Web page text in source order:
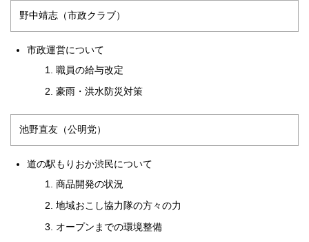
野中靖志（市政クラブ）
市政運営について
職員の給与改定
豪雨・洪水防災対策
池野直友（公明党）
道の駅もりおか渋民について
商品開発の状況
地域おこし協力隊の方々の力
オープンまでの環境整備